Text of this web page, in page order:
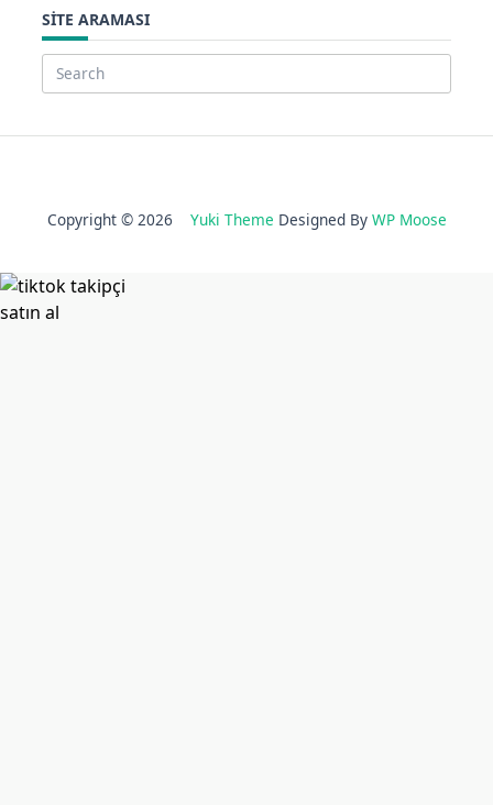
SITE ARAMASI
Search
Copyright © 2026 Yuki Theme Designed By WP Moose